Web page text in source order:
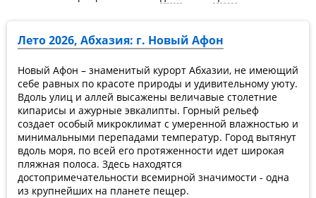
Наравне с древними постройками туристические
боевой славы.
Цена отдыха в Новом Афоне несопоставима с
положительными эмоциями и зарядом здоровья,
которые вы получите от посещения этого небольшого
городка на побережье Черного Моря.
Лето 2026, Абхазия: г. Новый Афон
Новый Афон – знаменитый курорт Абхазии, не имеющий
себе равных по красоте природы и удивительному уюту.
Вдоль улиц и аллей высажены величавые столетние
кипарисы и ажурные эвкалипты. Горный рельеф
создает особый микроклимат с умеренной влажностью и
минимальными перепадами температур. Город вытянут
вдоль моря, по всей его протяженности идет широкая
пляжная полоса. Здесь находятся
достопримечательности всемирной значимости - одна
из крупнейших на планете пещер.